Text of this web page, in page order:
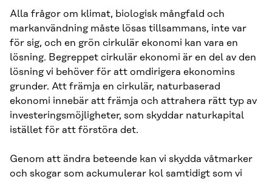
Alla frågor om klimat, biologisk mångfald och
markanvändning måste lösas tillsammans, inte var
för sig, och en grön cirkulär ekonomi kan vara en
lösning. Begreppet cirkulär ekonomi är en del av den
lösning vi behöver för att omdirigera ekonomins
grunder. Att främja en cirkulär, naturbaserad
ekonomi innebär att främja och attrahera rätt typ av
investeringsmöjligheter, som skyddar naturkapital
istället för att förstöra det.
Genom att ändra beteende kan vi skydda våtmarker
och skogar som ackumulerar kol samtidigt som vi